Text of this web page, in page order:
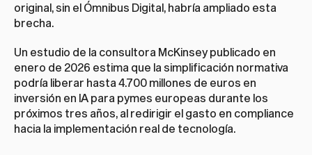
original, sin el Ómnibus Digital, habría ampliado esta
brecha.
Un estudio de la consultora McKinsey publicado en
enero de 2026 estima que la simplificación normativa
podría liberar hasta 4.700 millones de euros en
inversión en IA para pymes europeas durante los
próximos tres años, al redirigir el gasto en compliance
hacia la implementación real de tecnología.